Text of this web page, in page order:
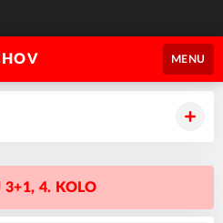
MENU
3+1, 4. KOLO